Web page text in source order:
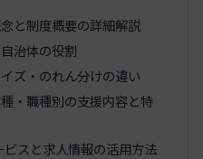
と制度概要の詳細解説
治体の役割
ズ・のれん分けの違い
・職種別の支援内容と特
スと求人情報の活用方法